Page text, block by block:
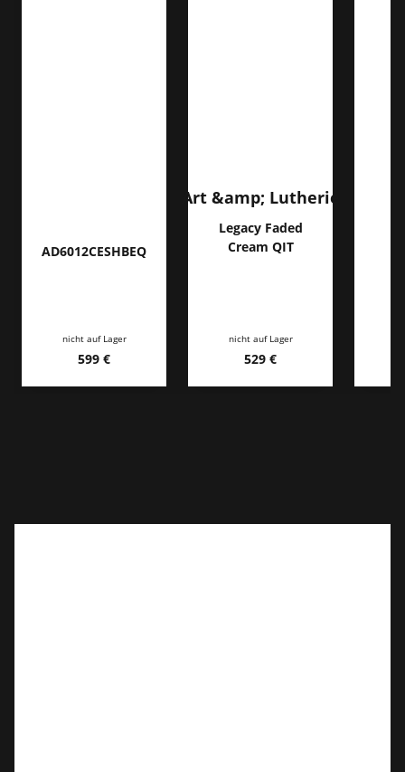
AD6012CESHBEQ
nicht auf Lager
599 €
Art &amp; Lutherie
Legacy Faded
Cream QIT
nicht auf Lager
529 €